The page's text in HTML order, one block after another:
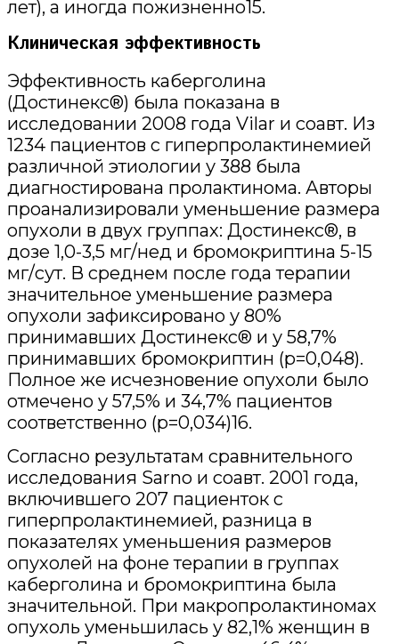
лет), а иногда пожизненно15.
Клиническая эффективность
Эффективность каберголина
(Достинекс®) была показана в
исследовании 2008 года Vilar и соавт. Из
1234 пациентов с гиперпролактинемией
различной этиологии у 388 была
диагностирована пролактинома. Авторы
проанализировали уменьшение размера
опухоли в двух группах: Достинекс®, в
дозе 1,0-3,5 мг/нед и бромокриптина 5-15
мг/сут. В среднем после года терапии
значительное уменьшение размера
опухоли зафиксировано у 80%
принимавших Достинекс® и у 58,7%
принимавших бромокриптин (p=0,048).
Полное же исчезновение опухоли было
отмечено у 57,5% и 34,7% пациентов
соответственно (p=0,034)16.
Согласно результатам сравнительного
исследования Sarno и соавт. 2001 года,
включившего 207 пациенток с
гиперпролактинемией, разница в
показателях уменьшения размеров
опухолей на фоне терапии в группах
каберголина и бромокриптина была
значительной. При макропролактиномах
опухоль уменьшилась у 82,1% женщин в